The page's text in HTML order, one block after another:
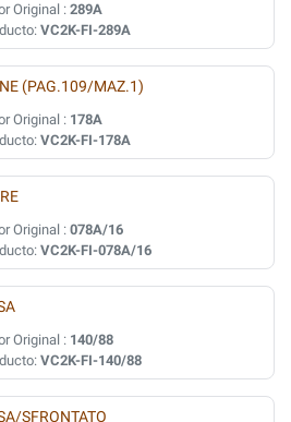
Original :289A
VC2K-FI-289A
(PAG.109/MAZ.1)
Original : 178A
VC2K-FI-178A
Original :078A/16
VC2K-FI-078A/16
Original : 140/88
VC2K-FI-140/88
SFRONTATO